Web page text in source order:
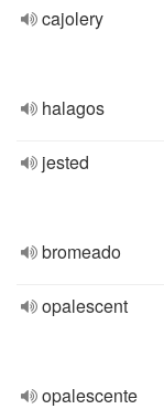
cajolery
halagos
jested
bromeado
opalescent
opalescente